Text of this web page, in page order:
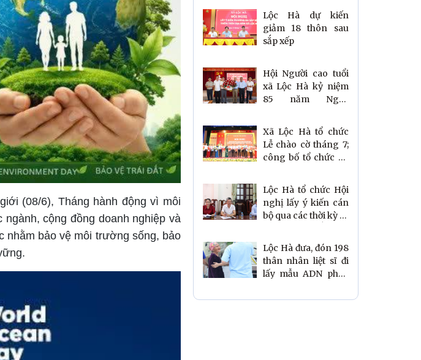
(08/6), Tháng hành động vì môi
cộng đồng doanh nghiệp và
nhằm bảo vệ môi trường sống, bảo
Lộc Hà dự kiến
giảm 18 thôn sau
sắp xếp
Hội Người cao tuổi
xã Lộc Hà kỷ niệm
85 năm Ngày
cao tuổi Việt Nam và
sơ kết công tác Hội
6 tháng đầu năm
2026
Xã Lộc Hà tổ chức
Lễ chào cờ tháng 7;
công bố tổ chức bộ
sắp xếp và tham dự
Hội nghị toàn quốc
sơ kết mô hình
chính quyền 3 cấp
Lộc Hà tổ chức Hội
nghị lấy ý kiến cán
bộ qua các thời kỳ về
thôn và đặt tên thôn
mới
Lộc Hà đưa, đón 198
thân nhân liệt sĩ đi
lấy mẫu ADN phục
tính liệt sĩ